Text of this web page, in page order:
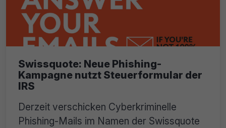
Swissquote: Neue Phishing-
Kampagne nutzt Steuerformular der
IRS
Derzeit verschicken Cyberkriminelle
Phishing-Mails im Namen der Swissquote